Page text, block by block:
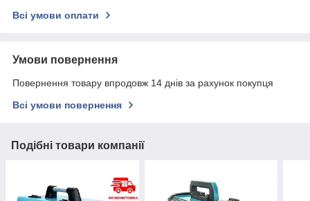
Всі умови оплати
Умови повернення
Повернення товару впродовж 14 днів за рахунок покупця
Всі умови повернення
Подібні товари компанії